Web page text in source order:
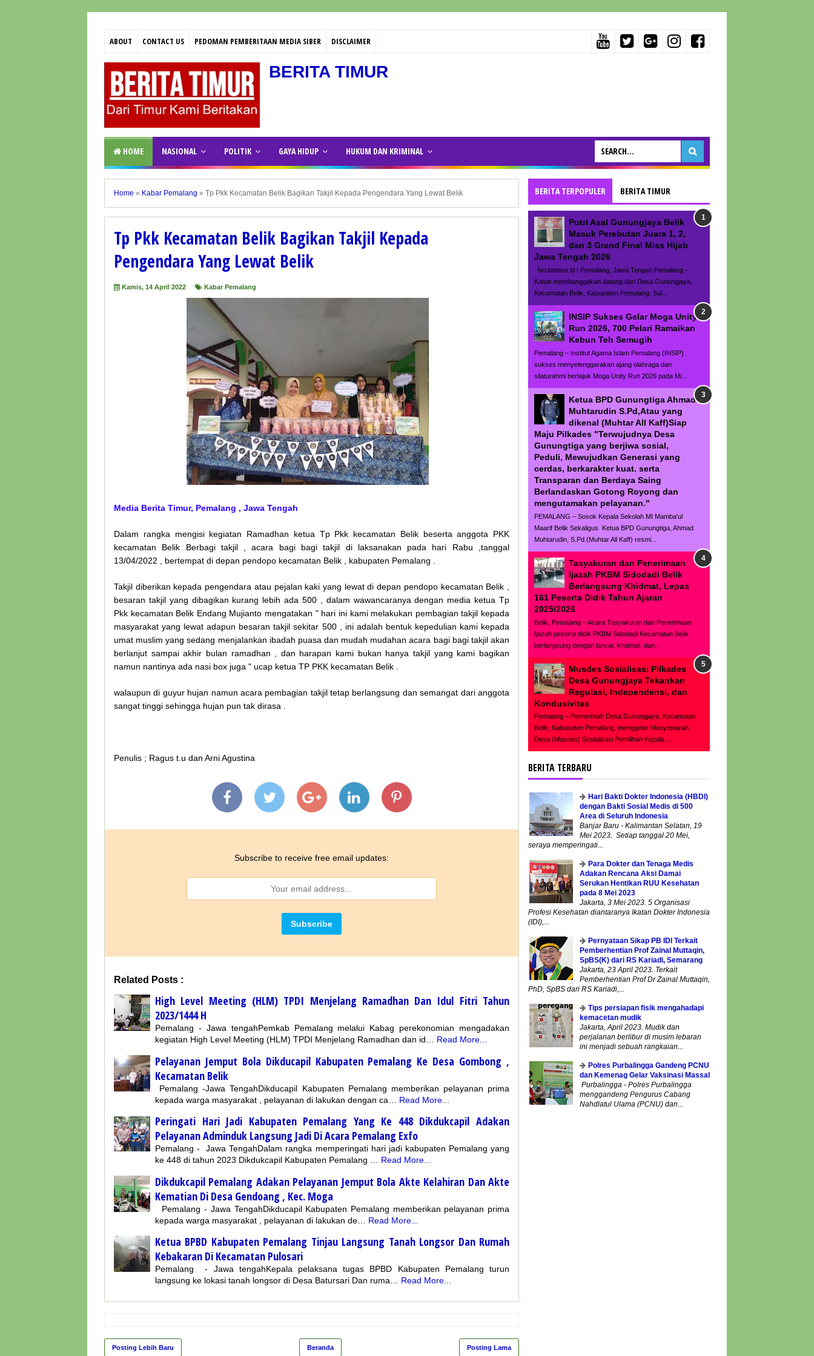
ABOUT CONTACT US PEDOMAN PEMBERITAAN MEDIA SIBER DISCLAIMER
BERITA TIMUR
HOME NASIONAL POLITIK GAYA HIDUP HUKUM DAN KRIMINAL
Home » Kabar Pemalang » Tp Pkk Kecamatan Belik Bagikan Takjil Kepada Pengendara Yang Lewat Belik
Tp Pkk Kecamatan Belik Bagikan Takjil Kepada
Pengendara Yang Lewat Belik
Kamis, 14 April 2022 Kabar Pemalang
Media Berita Timur, Pemalang , Jawa Tengah
Dalam rangka mengisi kegiatan Ramadhan ketua Tp Pkk kecamatan Belik beserta anggota PKK
kecamatan Belik Berbagi takjil , acara bagi bagi takjil di laksanakan pada hari Rabu ,tanggal
13/04/2022 , bertempat di depan pendopo kecamatan Belik , kabupaten Pemalang .
Takjil diberikan kepada pengendara atau pejalan kaki yang lewat di depan pendopo kecamatan Belik ,
besaran takjil yang dibagikan kurang lebih ada 500 , dalam wawancaranya dengan media ketua Tp
Pkk kecamatan Belik Endang Mujianto mengatakan " hari ini kami melakukan pembagian takjil kepada
masyarakat yang lewat adapun besaran takjil sekitar 500 , ini adalah bentuk kepedulian kami kepada
umat muslim yang sedang menjalankan ibadah puasa dan mudah mudahan acara bagi bagi takjil akan
berlanjut sampai akhir bulan ramadhan , dan harapan kami bukan hanya takjil yang kami bagikan
namun nantinya ada nasi box juga " ucap ketua TP PKK kecamatan Belik .
walaupun di guyur hujan namun acara pembagian takjil tetap berlangsung dan semangat dari anggota
sangat tinggi sehingga hujan pun tak dirasa .
Penulis ; Ragus t.u dan Arni Agustina
Subscribe to receive free email updates:
Related Posts :
High Level Meeting (HLM) TPDI Menjelang Ramadhan Dan Idul Fitri Tahun
2023/1444 H
Pemalang - Jawa tengahPemkab Pemalang melalui Kabag perekonomian mengadakan
kegiatan High Level Meeting (HLM) TPDI Menjelang Ramadhan dan id…
Read More...
Pelayanan Jemput Bola Dikducapil Kabupaten Pemalang Ke Desa Gombong ,
Kecamatan Belik
Pemalang -Jawa TengahDikducapil Kabupaten Pemalang memberikan pelayanan prima
kepada warga masyarakat , pelayanan di lakukan dengan ca…
Read More...
Peringati Hari Jadi Kabupaten Pemalang Yang Ke 448 Dikdukcapil Adakan
Pelayanan Adminduk Langsung Jadi Di Acara Pemalang Exfo
Pemalang - Jawa TengahDalam rangka memperingati hari jadi kabupaten Pemalang yang
ke 448 di tahun 2023 Dikdukcapil Kabupaten Pemalang …
Read More...
Dikdukcapil Pemalang Adakan Pelayanan Jemput Bola Akte Kelahiran Dan Akte
Kematian Di Desa Gendoang , Kec. Moga
Pemalang - Jawa TengahDikducapil Kabupaten Pemalang memberikan pelayanan prima
kepada warga masyarakat , pelayanan di lakukan de…
Read More...
Ketua BPBD Kabupaten Pemalang Tinjau Langsung Tanah Longsor Dan Rumah
Kebakaran Di Kecamatan Pulosari
Pemalang - Jawa tengahKepala pelaksana tugas BPBD Kabupaten Pemalang turun
langsung ke lokasi tanah longsor di Desa Batursari Dan ruma…
Read More...
Posting Lebih Baru Posting Lama
Beranda
BERITA TERPOPULER BERITA TIMUR
Putri Asal Gunungjaya Belik
Masuk Perebutan Juara 1, 2,
dan 3 Grand Final Miss Hijab
Jawa Tengah 2026
beritatimur.id | Pemalang, Jawa Tengah Pemalang –
Kabar membanggakan datang dari Desa Gunungjaya,
Kecamatan Belik, Kabupaten Pemalang. Sal...
INSIP Sukses Gelar Moga Unity
Run 2026, 700 Pelari Ramaikan
Kebun Teh Semugih
Pemalang – Institut Agama Islam Pemalang (INSIP)
sukses menyelenggarakan ajang olahraga dan
silaturahmi bertajuk Moga Unity Run 2026 pada Mi...
Ketua BPD Gunungtiga Ahmad
Muhtarudin S.Pd,Atau yang
dikenal (Muhtar All Kaff)Siap
Maju Pilkades "Terwujudnya Desa
Gunungtiga yang berjiwa sosial,
Peduli, Mewujudkan Generasi yang
cerdas, berkarakter kuat. serta
Transparan dan Berdaya Saing
Berlandaskan Gotong Royong dan
mengutamakan pelayanan."
PEMALANG – Sosok Kepala Sekolah MI Mamba'ul
Maarif Belik Sekaligus Ketua BPD Gunungtiga, Ahmad
Muhtarudin, S.Pd.(Muhtar All Kaff) resmi...
Tasyakuran dan Penerimaan
Ijazah PKBM Sidodadi Belik
Berlangsung Khidmat, Lepas
161 Peserta Didik Tahun Ajaran
2025/2026
Belik, Pemalang – Acara Tasyakuran dan Penerimaan
Ijazah peserta didik PKBM Sidodadi Kecamatan Belik
berlangsung dengan lancar, khidmat, dan...
Musdes Sosialisasi Pilkades
Desa Gunungjaya Tekankan
Regulasi, Independensi, dan
Kondusivitas
Pemalang – Pemerintah Desa Gunungjaya, Kecamatan
Belik, Kabupaten Pemalang, menggelar Musyawarah
Desa (Musdes) Sosialisasi Pemilihan Kepala ...
BERITA TERBARU
Hari Bakti Dokter Indonesia (HBDI)
dengan Bakti Sosial Medis di 500
Area di Seluruh Indonesia
Banjar Baru - Kalimantan Selatan, 19
Mei 2023. Setiap tanggal 20 Mei,
seraya memperingati...
Para Dokter dan Tenaga Medis
Adakan Rencana Aksi Damai
Serukan Hentikan RUU Kesehatan
pada 8 Mei 2023
Jakarta, 3 Mei 2023. 5 Organisasi
Profesi Kesehatan diantaranya Ikatan Dokter Indonesia
(IDI),...
Pernyataan Sikap PB IDI Terkait
Pemberhentian Prof Zainal Muttaqin,
SpBS(K) dari RS Kariadi, Semarang
Jakarta, 23 April 2023. Terkait
Pemberhentian Prof Dr Zainal Muttaqin,
PhD, SpBS dari RS Kariadi,...
Tips persiapan fisik mengahadapi
kemacetan mudik
Jakarta, April 2023. Mudik dan
perjalanan berlibur di musim lebaran
ini menjadi sebuah rangkaian...
Polres Purbalingga Gandeng PCNU
dan Kemenag Gelar Vaksinasi Massal
Purbalingga - Polres Purbalingga
menggandeng Pengurus Cabang
Nahdlatul Ulama (PCNU) dan...